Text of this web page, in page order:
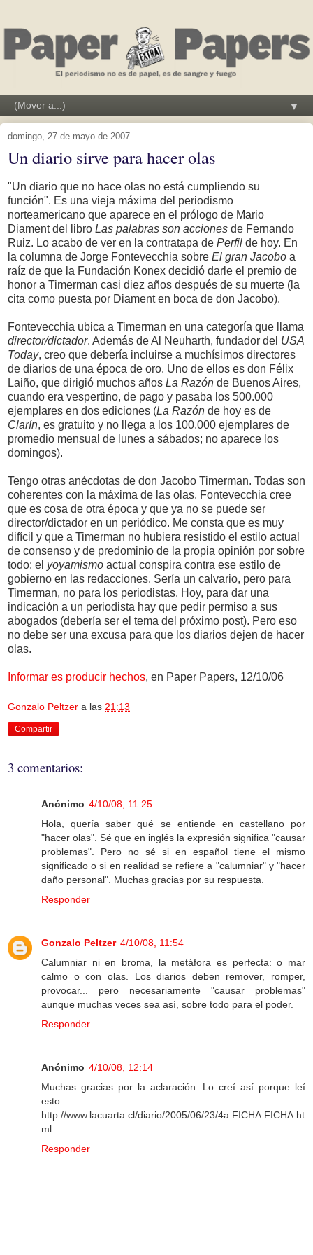
▼
domingo, 27 de mayo de 2007
Un diario sirve para hacer olas
"Un diario que no hace olas no está cumpliendo su
función". Es una vieja máxima del periodismo
norteamericano que aparece en el prólogo de Mario
Diament del libro Las palabras son acciones de Fernando
Ruiz. Lo acabo de ver en la contratapa de Perfil de hoy. En
la columna de Jorge Fontevecchia sobre El gran Jacobo a
raíz de que la Fundación Konex decidió darle el premio de
honor a Timerman casi diez años después de su muerte (la
cita como puesta por Diament en boca de don Jacobo).
Fontevecchia ubica a Timerman en una categoría que llama
director/dictador. Además de Al Neuharth, fundador del USA
Today, creo que debería incluirse a muchísimos directores
de diarios de una época de oro. Uno de ellos es don Félix
Laiño, que dirigió muchos años La Razón de Buenos Aires,
cuando era vespertino, de pago y pasaba los 500.000
ejemplares en dos ediciones (La Razón de hoy es de
Clarín, es gratuito y no llega a los 100.000 ejemplares de
promedio mensual de lunes a sábados; no aparece los
domingos).
Tengo otras anécdotas de don Jacobo Timerman. Todas son
coherentes con la máxima de las olas. Fontevecchia cree
que es cosa de otra época y que ya no se puede ser
director/dictador en un periódico. Me consta que es muy
difícil y que a Timerman no hubiera resistido el estilo actual
de consenso y de predominio de la propia opinión por sobre
todo: el yoyamismo actual conspira contra ese estilo de
gobierno en las redacciones. Sería un calvario, pero para
Timerman, no para los periodistas. Hoy, para dar una
indicación a un periodista hay que pedir permiso a sus
abogados (debería ser el tema del próximo post). Pero eso
no debe ser una excusa para que los diarios dejen de hacer
olas.
Informar es producir hechos, en Paper Papers, 12/10/06
Gonzalo Peltzer a las 21:13
Compartir
3 comentarios:
Anónimo 4/10/08, 11:25
Hola, quería saber qué se entiende en castellano por
"hacer olas". Sé que en inglés la expresión significa "causar
problemas". Pero no sé si en español tiene el mismo
significado o si en realidad se refiere a "calumniar" y "hacer
daño personal". Muchas gracias por su respuesta.
Responder
Gonzalo Peltzer 4/10/08, 11:54
Calumniar ni en broma, la metáfora es perfecta: o mar
calmo o con olas. Los diarios deben remover, romper,
provocar... pero necesariamente "causar problemas"
aunque muchas veces sea así, sobre todo para el poder.
Responder
Anónimo 4/10/08, 12:14
Muchas gracias por la aclaración. Lo creí así porque leí
esto:
http://www.lacuarta.cl/diario/2005/06/23/4a.FICHA.FICHA.ht
ml
Responder